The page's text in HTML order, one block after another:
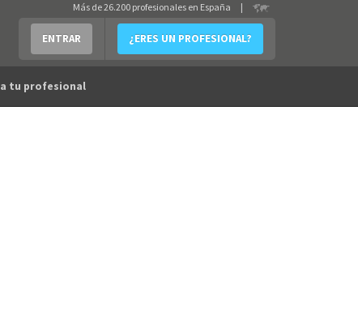
ENTRAR ¿ERES UN PROFESIONAL?
Más de 26.200 profesionales en España |
a tu profesional